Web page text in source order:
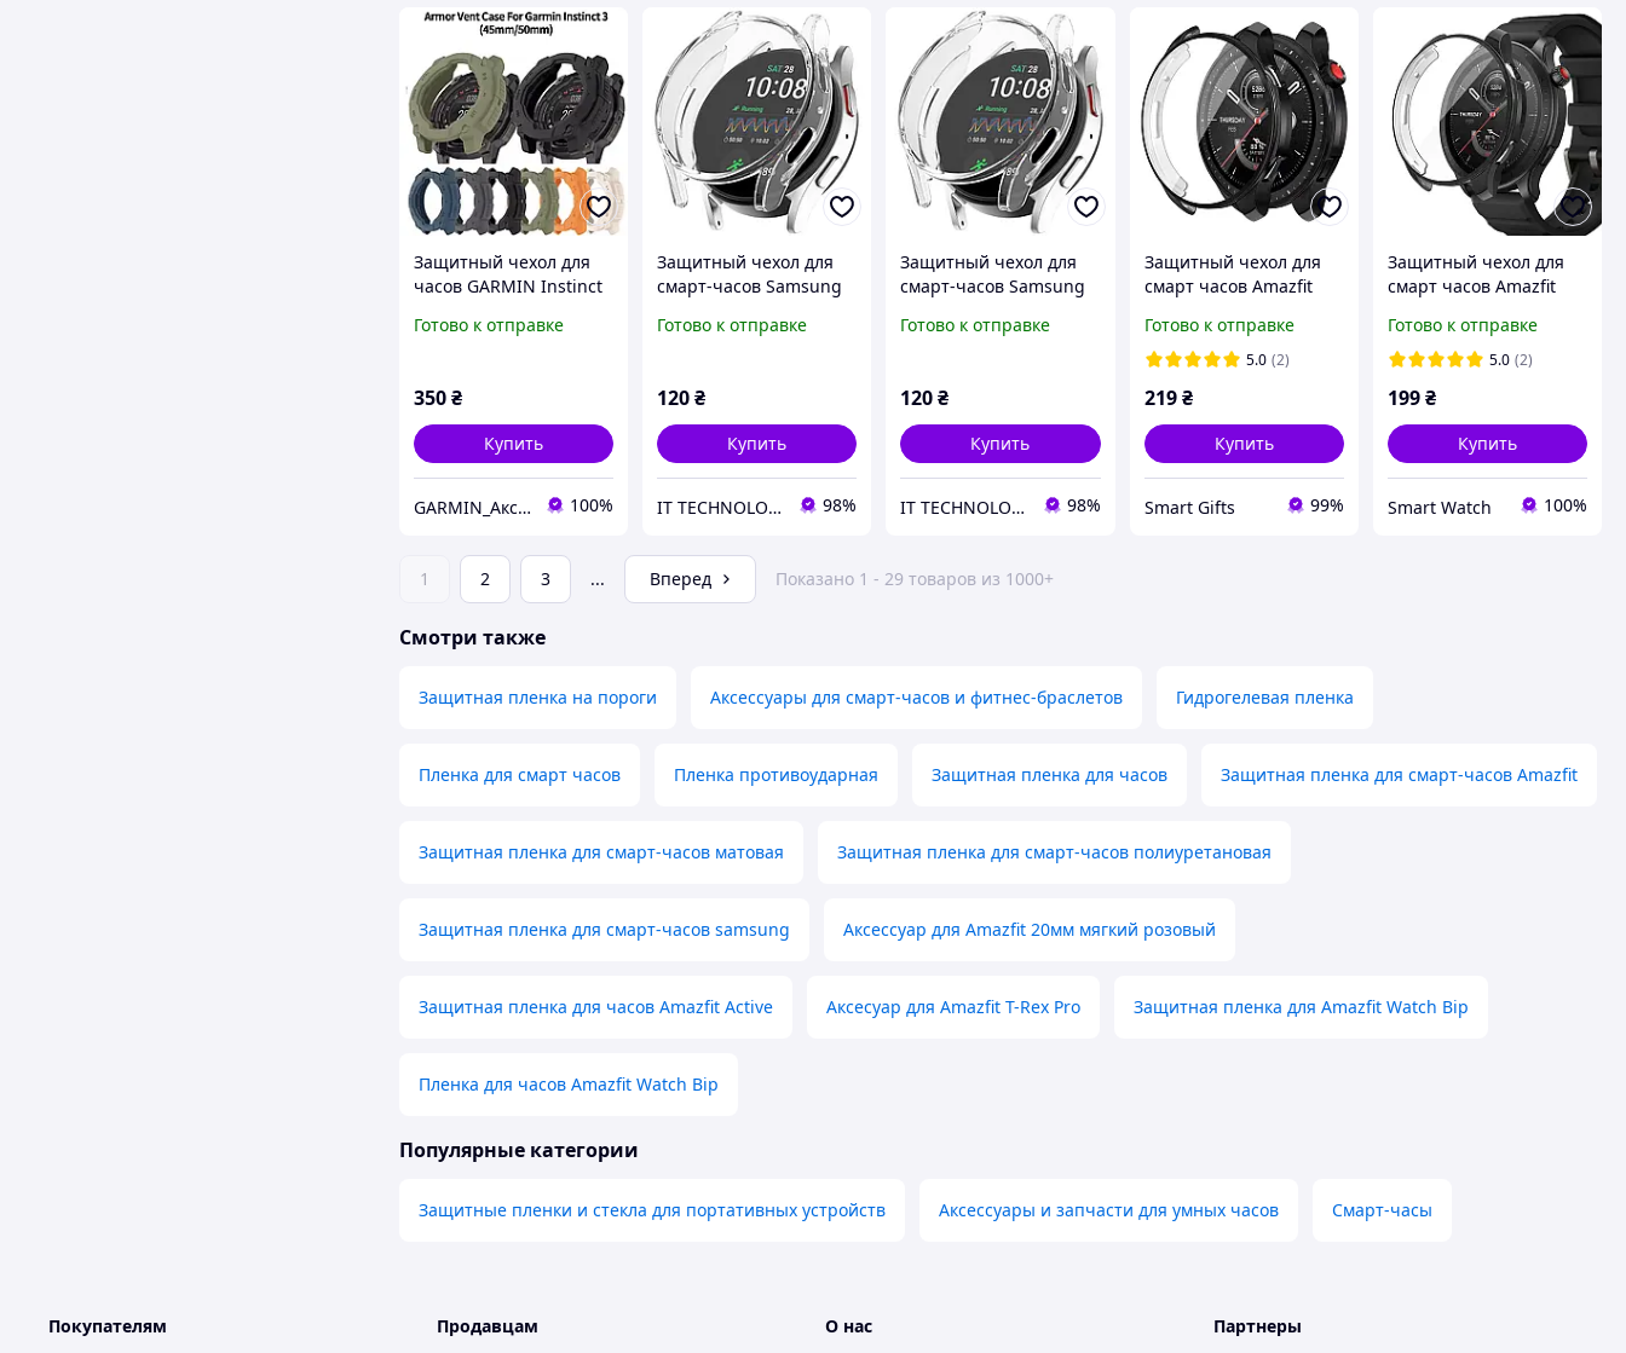
Защитный чехол для
часов GARMIN Instinct
Готово к отправке
350₴
Купить
GARMIN_Аксесуари 100%
Защитный чехол для
смарт-часов Samsung
мм
Готово к отправке
120₴
Купить
IT TECHNOLOGY 98%
Защитный чехол для
смарт-часов Samsung
мм
Готово к отправке
120₴
Купить
IT TECHNOLOGY 98%
Защитный чехол для
смарт часов Amazfit
черный
Готово к отправке
5.0 (2)
219 ₴
Купить
Smart Gifts 99%
Защитный чехол для
смарт часов Amazfit
Готово к отправке
5.0 (2)
199₴
Купить
Smart Watch 100%
1 2 3 ... Вперед Показано 1 - 29 товаров из 1000+
Смотри также
Защитная пленка на пороги Аксессуары для смарт-часов и фитнес-браслетов Гидрогелевая пленка
Пленка для смарт часов Пленка противоударная Защитная пленка для часов Защитная пленка для смарт-часов Amazfit
Защитная пленка для смарт-часов матовая Защитная пленка для смарт-часов полиуретановая
Защитная пленка для смарт-часов samsung Аксессуар для Amazfit 20мм мягкий розовый
Защитная пленка для часов Amazfit Active Аксесуар для Amazfit T-Rex Pro Защитная пленка для Amazfit Watch Bip
Пленка для часов Amazfit Watch Bip
Популярные категории
Защитные пленки и стекла для портативных устройств Аксессуары и запчасти для умных часов Смарт-часы
Покупателям Продавцам О нас Партнеры